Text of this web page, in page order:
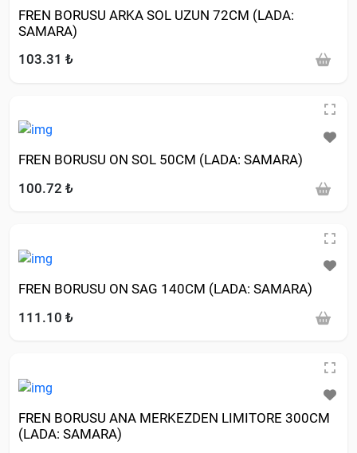
FREN BORUSU ARKA SOL UZUN 72CM (LADA:
SAMARA)
103.31 ₺
FREN BORUSU ON SOL 50CM (LADA: SAMARA)
100.72 ₺
FREN BORUSU ON SAG 140CM (LADA: SAMARA)
111.10 ₺
FREN BORUSU ANA MERKEZDEN LIMITORE 300CM
(LADA: SAMARA)